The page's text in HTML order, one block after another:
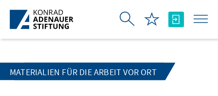
Skip to Main Content
MATERIALIEN FÜR DIE ARBEIT VOR ORT